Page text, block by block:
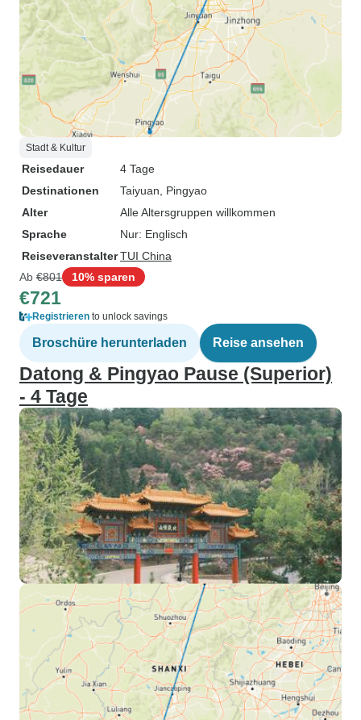
Stadt & Kultur
Reisedauer
4 Tage
Destinationen
Taiyuan , Pingyao
Alter
Alle Altersgruppen willkommen
Sprache
Nur: Englisch
ReiseveranstalterTUI China
Ab €801 10% sparen
€721
Registrieren to unlock savings
Broschüre herunterladen Reise ansehen
Datong & Pingyao Pause (Superior)
- 4 Tage